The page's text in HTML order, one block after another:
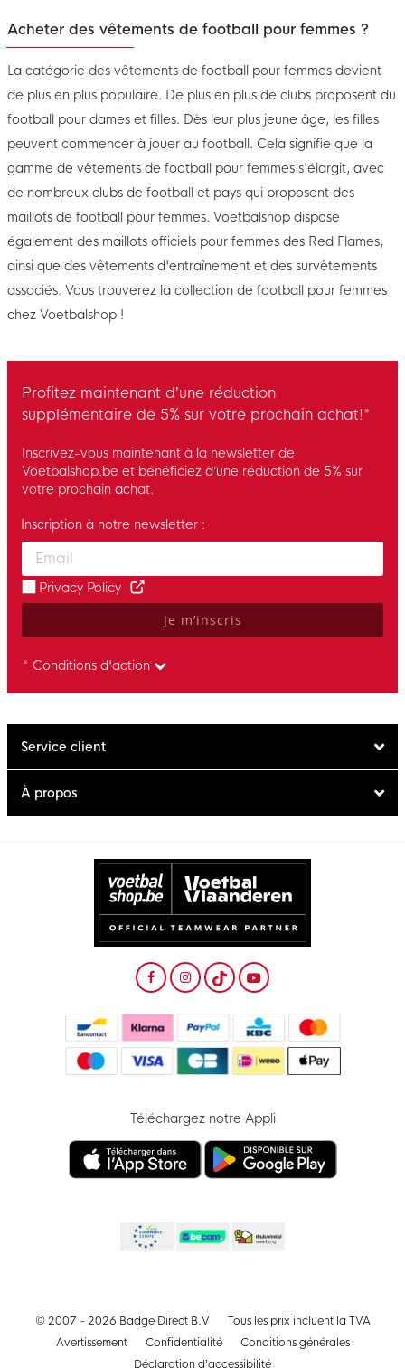
Acheter des vêtements de football pour femmes ?
La catégorie des vêtements de football pour femmes devient
de plus en plus populaire. De plus en plus de clubs proposent du
football pour dames et filles. Dès leur plus jeune âge, les filles
peuvent commencer à jouer au football. Cela signifie que la
gamme de vêtements de football pour femmes s'élargit, avec
de nombreux clubs de football et pays qui proposent des
maillots de football pour femmes. Voetbalshop dispose
également des maillots officiels pour femmes des Red Flames,
ainsi que des vêtements d'entraînement et des survêtements
associés. Vous trouverez la collection de football pour femmes
chez Voetbalshop !
Profitez maintenant d’une réduction
supplémentaire de 5% sur votre prochain achat!*
Inscrivez-vous maintenant à la newsletter de
Voetbalshop.be et bénéficiez d’une réduction de 5% sur
votre prochain achat.
Enter your email and accept the privacy policy to subscribe to
Inscription à notre newsletter :
Privacy Policy
Je m’inscris
* Conditions d'action
Service client
À propos
Téléchargez notre Appli
© 2007 - 2026 Badge Direct B.V
Tous les prix incluent la TVA
Avertissement
Confidentialité
Conditions générales
Déclaration d’accessibilité